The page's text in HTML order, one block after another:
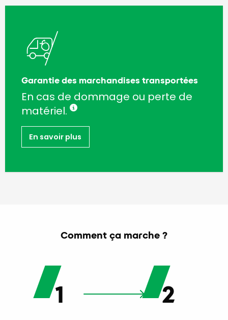
Garantie des marchandises transportées
En cas de dommage ou perte de
matériel.
En savoir plus
Comment ça marche ?
1 2